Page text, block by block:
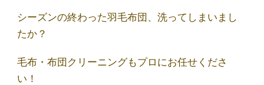
法人クリーニング｜業者向けクリーニング
シーズンの終わった羽毛布団、洗ってしまいまし
たか？
毛布・布団クリーニングもプロにお任せくださ
い！